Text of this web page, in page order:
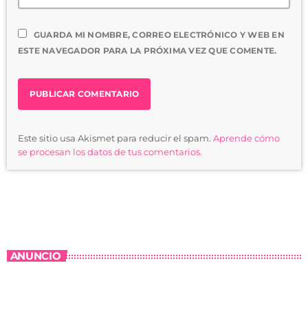
GUARDA MI NOMBRE, CORREO ELECTRÓNICO Y WEB EN
ESTE NAVEGADOR PARA LA PRÓXIMA VEZ QUE COMENTE.
Este sitio usa Akismet para reducir el spam. Aprende cómo
se procesan los datos de tus comentarios.
ANUNCIO